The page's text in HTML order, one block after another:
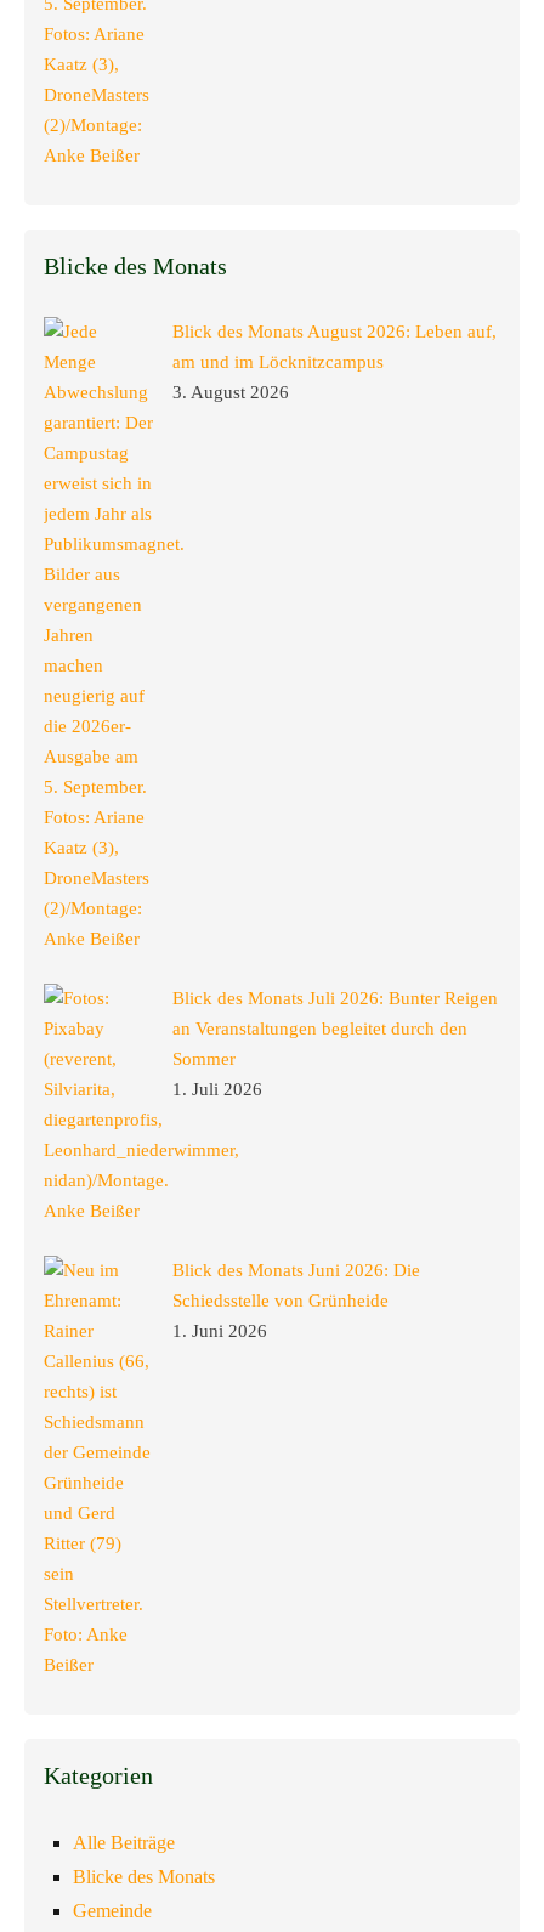
Blicke des Monats
Blick des Monats August 2026: Leben auf,
am und im Löcknitzcampus
3. August 2026
Blick des Monats Juli 2026: Bunter Reigen
an Veranstaltungen begleitet durch den
Sommer
1. Juli 2026
Blick des Monats Juni 2026: Die
Schiedsstelle von Grünheide
1. Juni 2026
Kategorien
Alle Beiträge
Blicke des Monats
Gemeinde